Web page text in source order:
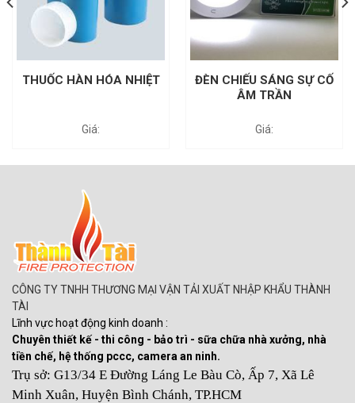
THUỐC HÀN HÓA NHIỆT
ĐÈN CHIẾU SÁNG SỰ CỐ
ÂM TRẦN
CÔNG TY TNHH THƯƠNG MẠI VẬN TẢI XUẤT NHẬP KHẨU THÀNH
TÀI
Lĩnh vực hoạt động kinh doanh :
Chuyên thiết kế - thi công - bảo trì - sữa chữa nhà xưởng, nhà
tiền chế, hệ thống pccc, camera an ninh.
Trụ sở: G13/34 E Đường Láng Le Bàu Cò, Ấp 7, Xã Lê
Minh Xuân, Huyện Bình Chánh, TP.HCM